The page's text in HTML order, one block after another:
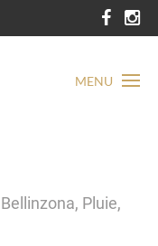
MENU
Bellinzona, Pluie,